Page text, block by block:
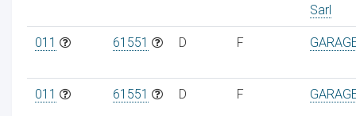
Sarl
011 61551 D F
011 61551 D F